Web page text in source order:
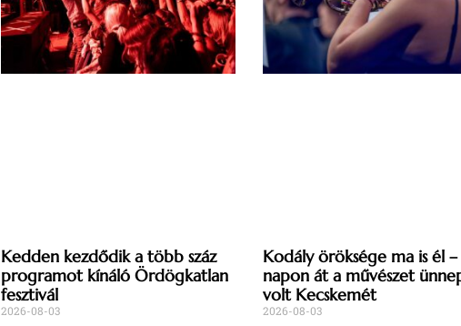
Kedden kezdődik a több száz
programot kínáló Ördögkatlan
fesztivál
2026-08-03
Kodály öröksége ma is él
napon át a művészet
volt Kecskemét
2026-08-03